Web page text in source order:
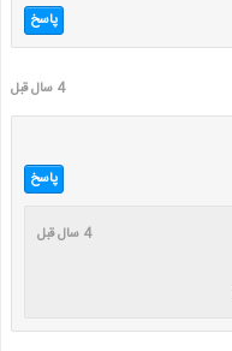
پاسخ
4 سال قبل
پاسخ
4 سال قبل